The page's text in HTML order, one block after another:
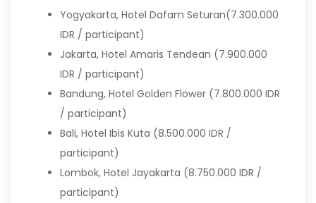
Yogyakarta, Hotel Dafam Seturan(7.300.000
IDR / participant)
Jakarta, Hotel Amaris Tendean (7.900.000
IDR / participant)
Bandung, Hotel Golden Flower (7.800.000 IDR
/ participant)
Bali, Hotel Ibis Kuta (8.500.000 IDR /
participant)
Lombok, Hotel Jayakarta (8.750.000 IDR /
participant)